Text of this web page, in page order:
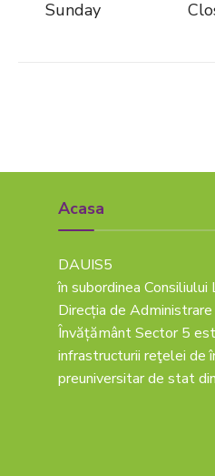
Sunday
Acasa
DAUIS5
în subordinea
Direcția de
Învățământ Sector 5
infrastructurii reţelei de
preuniversitar de stat